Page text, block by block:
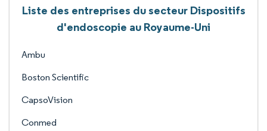
Liste des entreprises du secteur Dispositifs
d'endoscopie au Royaume-Uni
Ambu
Boston Scientific
CapsoVision
Conmed